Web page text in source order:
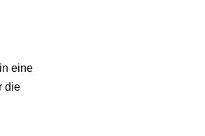
eine
die